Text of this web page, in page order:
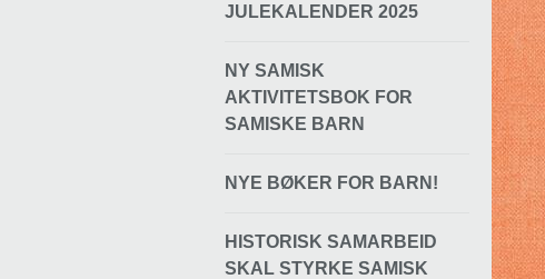
JULEKALENDER 2025
NY SAMISK
AKTIVITETSBOK FOR
SAMISKE BARN
NYE BØKER FOR BARN!
HISTORISK SAMARBEID
SKAL STYRKE SAMISK